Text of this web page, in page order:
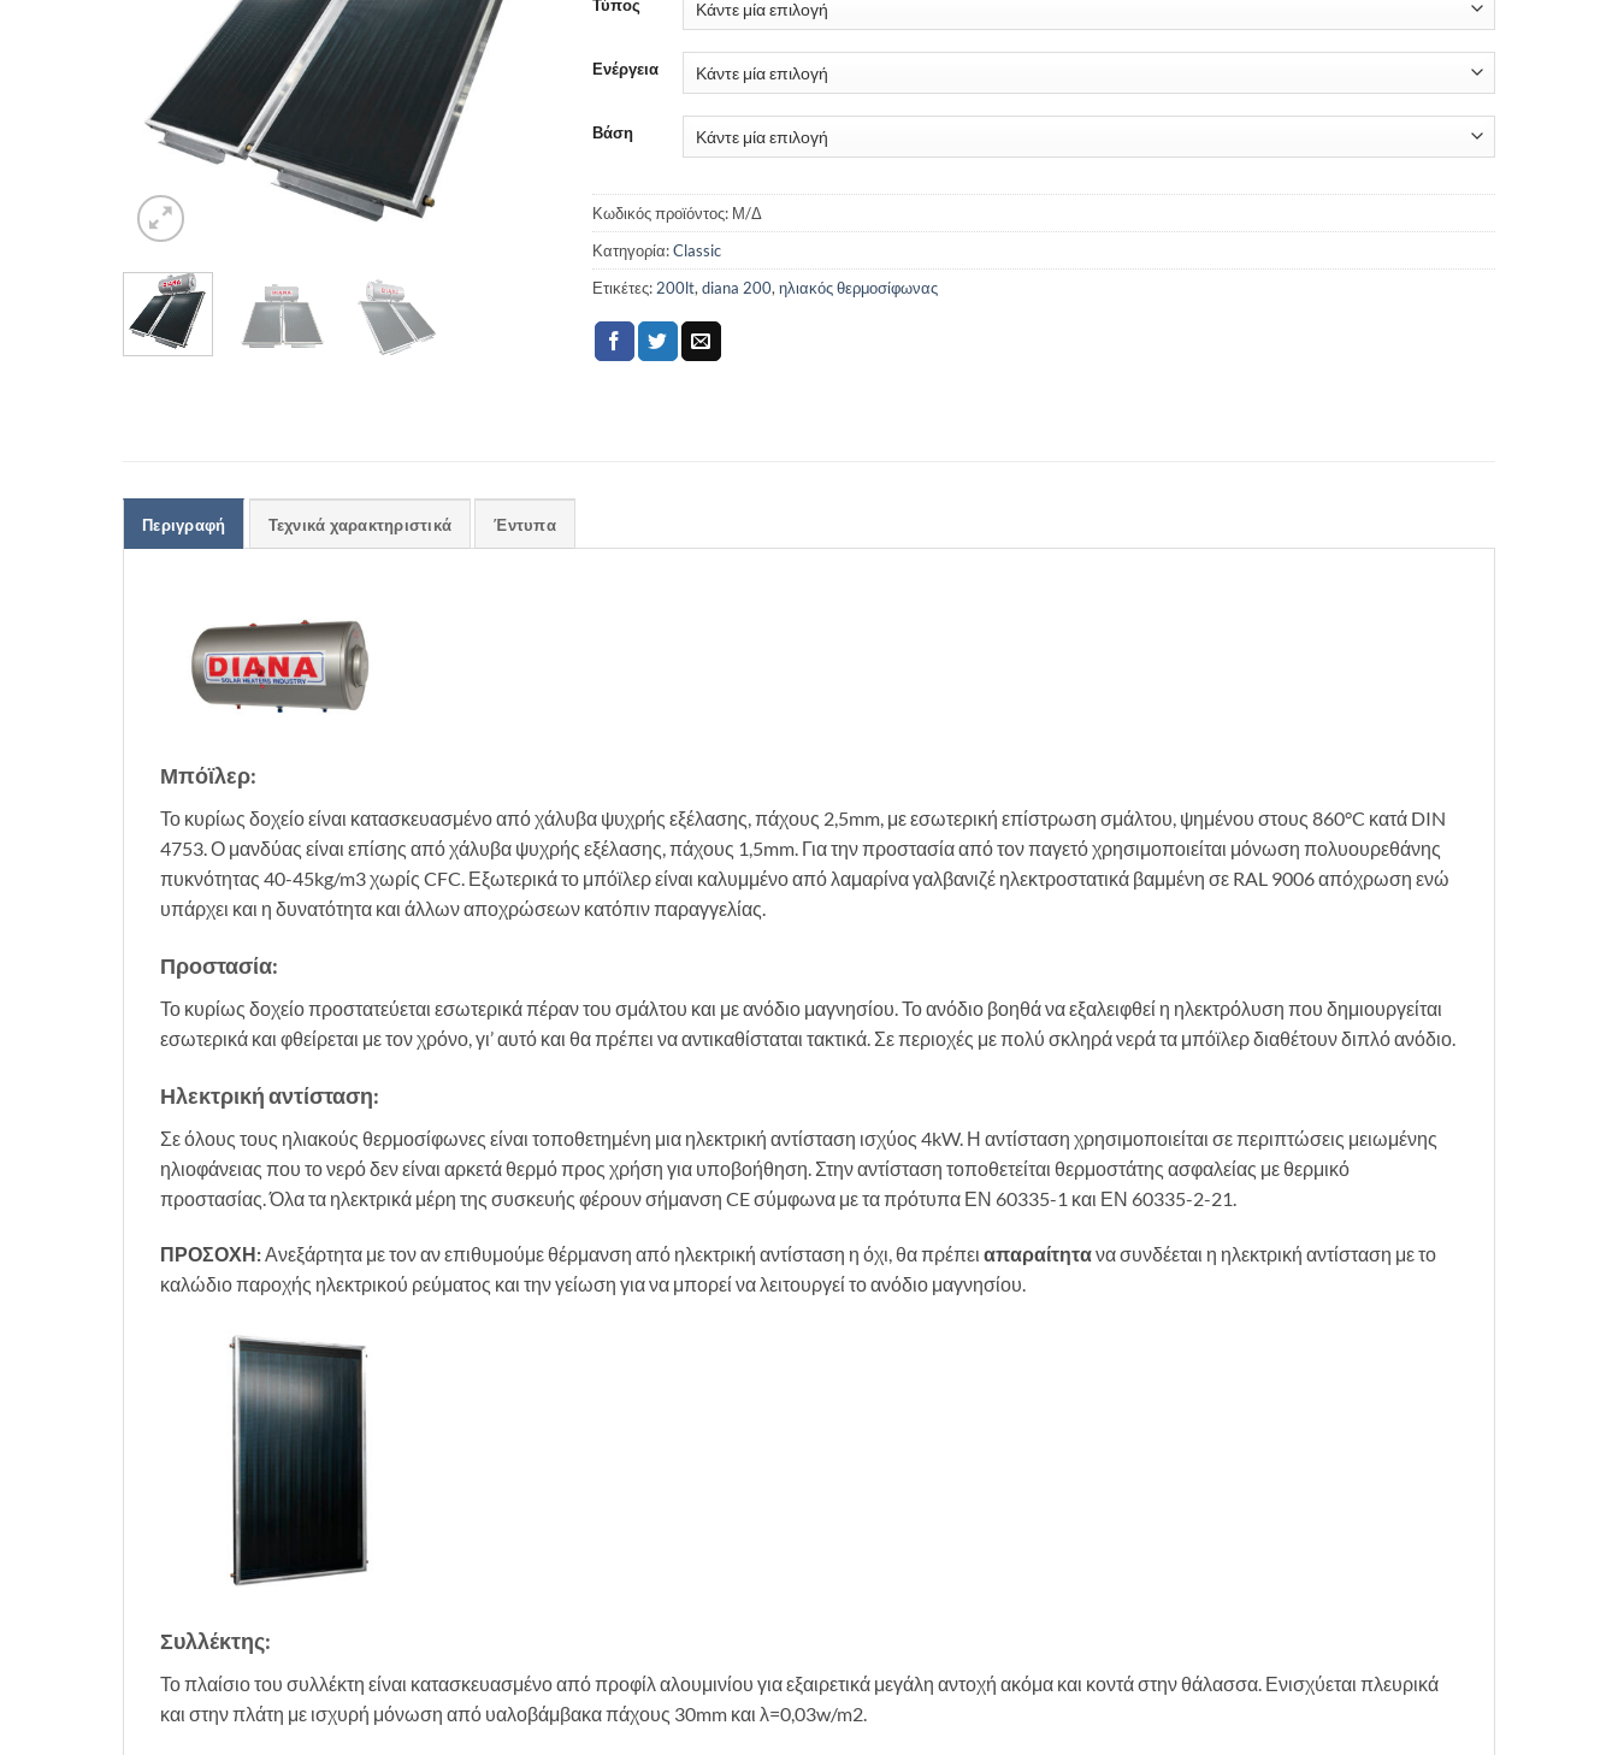
Τύπος
Ενέργεια
Βάση
Κωδικός προϊόντος: Μ/Δ
Κατηγορία:Classic
Ετικέτες: 200lt, diana 200, ηλιακός θερμοσίφωνας
Περιγραφή Τεχνικά χαρακτηριστικά Έντυπα
Μπόϊλερ:
Το κυρίως δοχείο είναι κατασκευασμένο από χάλυβα ψυχρής εξέλασης, πάχους 2,5mm, με εσωτερική επίστρωση σμάλτου, ψημένου στους 860°C κατά DIN
4753. Ο μανδύας είναι επίσης από χάλυβα ψυχρής εξέλασης, πάχους 1,5mm. Για την προστασία από τον παγετό χρησιμοποιείται μόνωση πολυουρεθάνης
πυκνότητας 40-45kg/m3 χωρίς CFC. Εξωτερικά το μπόϊλερ είναι καλυμμένο από λαμαρίνα γαλβανιζέ ηλεκτροστατικά βαμμένη σε RAL 9006 απόχρωση ενώ
υπάρχει και η δυνατότητα και άλλων αποχρώσεων κατόπιν παραγγελίας.
Προστασία:
Το κυρίως δοχείο προστατεύεται εσωτερικά πέραν του σμάλτου και με ανόδιο μαγνησίου. Το ανόδιο βοηθά να εξαλειφθεί η ηλεκτρόλυση που δημιουργείται
εσωτερικά και φθείρεται με τον χρόνο, γι’ αυτό και θα πρέπει να αντικαθίσταται τακτικά. Σε περιοχές με πολύ σκληρά νερά τα μπόϊλερ διαθέτουν διπλό ανόδιο.
Ηλεκτρική αντίσταση:
Σε όλους τους ηλιακούς θερμοσίφωνες είναι τοποθετημένη μια ηλεκτρική αντίσταση ισχύος 4kW. Η αντίσταση χρησιμοποιείται σε περιπτώσεις μειωμένης
ηλιοφάνειας που το νερό δεν είναι αρκετά θερμό προς χρήση για υποβοήθηση. Στην αντίσταση τοποθετείται θερμοστάτης ασφαλείας με θερμικό
προστασίας. Όλα τα ηλεκτρικά μέρη της συσκευής φέρουν σήμανση CE σύμφωνα με τα πρότυπα ΕΝ 60335-1 και ΕΝ 60335-2-21.
ΠΡΟΣΟΧΗ: Ανεξάρτητα με τον αν επιθυμούμε θέρμανση από ηλεκτρική αντίσταση η όχι, θα πρέπει απαραίτητανα συνδέεται η ηλεκτρική αντίσταση με το
καλώδιο παροχής ηλεκτρικού ρεύματος και την γείωση για να μπορεί να λειτουργεί το ανόδιο μαγνησίου.
Συλλέκτης:
Το πλαίσιο του συλλέκτη είναι κατασκευασμένο από προφίλ αλουμινίου για εξαιρετικά μεγάλη αντοχή ακόμα και κοντά στην θάλασσα. Ενισχύεται πλευρικά
και στην πλάτη με ισχυρή μόνωση από υαλοβάμβακα πάχους 30mm και λ=0,03w/m2.